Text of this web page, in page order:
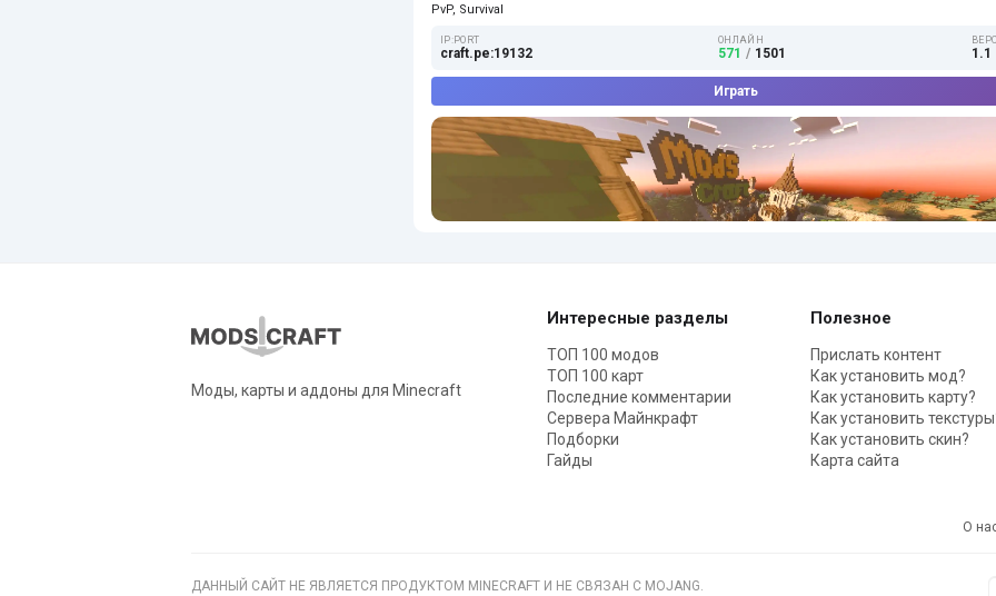
PvP, Survival
IP:PORT
craft.pe:19132
ОНЛАЙН
571 / 1501 1.1
Играть
Моды, карты и аддоны для Minecraft
Интересные разделы
ТОП 100 модов
ТОП 100 карт
Последние комментарии
Сервера Майнкрафт
Подборки
Гайды
Полезное
Прислать контент
Как установить мод?
Как установить карту?
Как установить
Как установить скин?
Карта сайта
О
ДАННЫЙ САЙТ НЕ ЯВЛЯЕТСЯ ПРОДУКТОМ MINECRAFT И НЕ СВЯЗАН С MOJANG.